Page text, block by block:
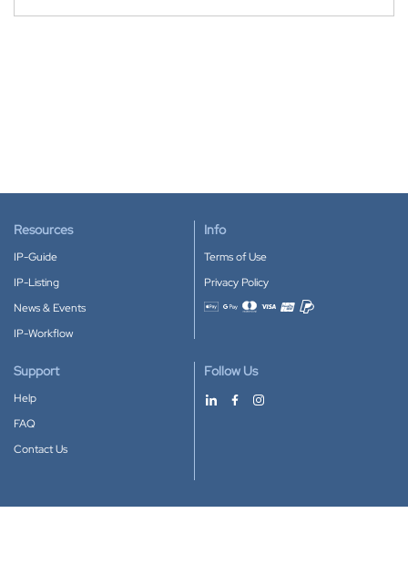
Resources
IP-Guide
IP-Listing
News & Events
IP-Workflow
Info
Terms of Use
Privacy Policy
Accepted payment methods
Support
Help
FAQ
Contact Us
Follow Us